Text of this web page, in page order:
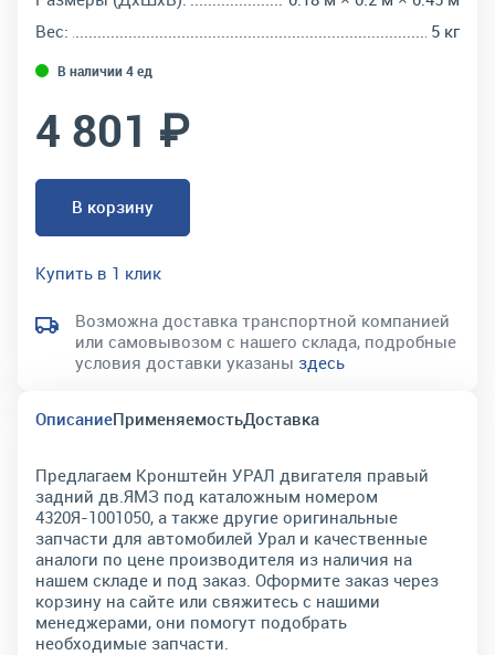
Вес:
5 кг
В наличии 4 ед
4 801 ₽
В корзину
Купить в 1 клик
Возможна доставка транспортной компанией
или самовывозом с нашего склада, подробные
условия доставки указаны здесь
ОписаниеПрименяемостьДоставка
Предлагаем Кронштейн УРАЛ двигателя правый
задний дв.ЯМЗ под каталожным номером
4320Я-1001050, а также другие оригинальные
запчасти для автомобилей Урал и качественные
аналоги по цене производителя из наличия на
нашем складе и под заказ. Оформите заказ через
корзину на сайте или свяжитесь с нашими
менеджерами, они помогут подобрать
необходимые запчасти.